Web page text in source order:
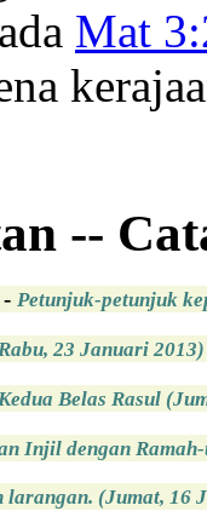
Mat
--
- Petunjuk-petunjuk
23 Januari 2013)
Belas Rasul
Injil dengan
larangan. (Jumat, 16